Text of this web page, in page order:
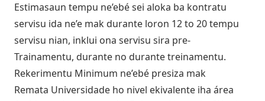
Estimasaun tempu ne’ebé sei aloka ba kontratu
servisu ida ne’e mak durante loron 12 to 20 tempu
servisu nian, inklui ona servisu sira pre-
Trainamentu, durante no durante treinamentu.
Rekerimentu Minimum ne’ebé presiza mak
Remata Universidade ho nivel ekivalente iha área